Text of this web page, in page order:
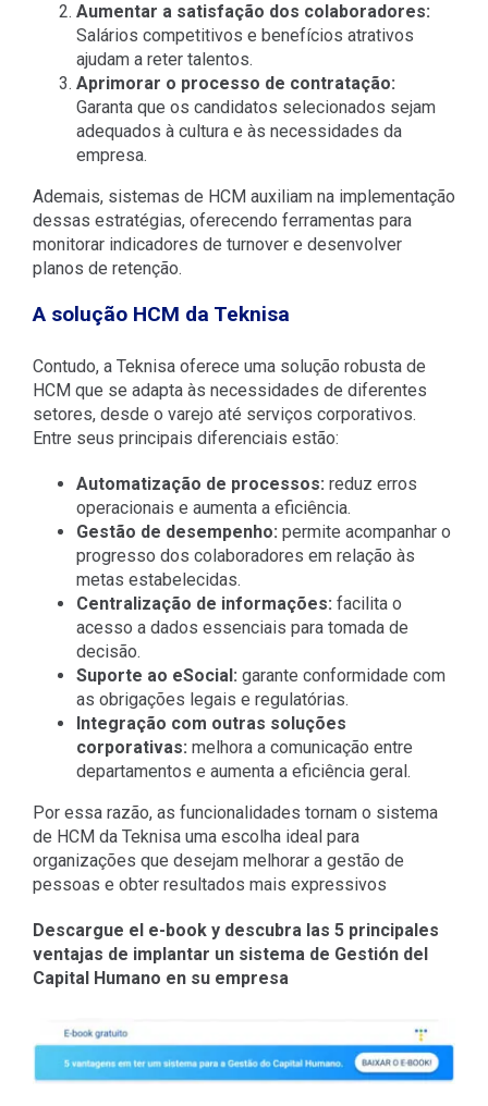
Aumentar a satisfação dos colaboradores:
Salários competitivos e benefícios atrativos
ajudam a reter talentos.
Aprimorar o processo de contratação:
Garanta que os candidatos selecionados sejam
adequados à cultura e às necessidades da
empresa.
Ademais, sistemas de HCM auxiliam na implementação
dessas estratégias, oferecendo ferramentas para
monitorar indicadores de turnover e desenvolver
planos de retenção.
A solução HCM da Teknisa
Contudo, a Teknisa oferece uma solução robusta de
HCM que se adapta às necessidades de diferentes
setores, desde o varejo até serviços corporativos.
Entre seus principais diferenciais estão:
Automatização de processos: reduz erros
operacionais e aumenta a eficiência.
Gestão de desempenho: permite acompanhar o
progresso dos colaboradores em relação às
metas estabelecidas.
Centralização de informações: facilita o
acesso a dados essenciais para tomada de
decisão.
Suporte ao eSocial: garante conformidade com
as obrigações legais e regulatórias.
Integração com outras soluções
corporativas: melhora a comunicação entre
departamentos e aumenta a eficiência geral.
Por essa razão, as funcionalidades tornam o sistema
de HCM da Teknisa uma escolha ideal para
organizações que desejam melhorar a gestão de
pessoas e obter resultados mais expressivos
Descargue el e-book y descubra las 5 principales
ventajas de implantar un sistema de Gestión del
Capital Humano en su empresa